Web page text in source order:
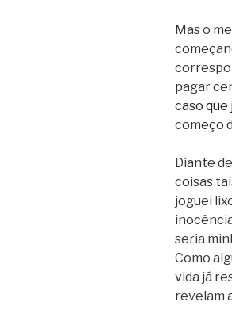
Mas o
pagar
caso que
começo
Diante
coisas
joguei
seria
Como
vida já
revelam